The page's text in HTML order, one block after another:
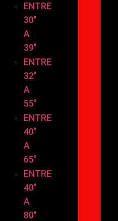
ENTRE
30″
A
39″
ENTRE
32″
A
55″
ENTRE
40″
A
65″
ENTRE
40″
A
80″